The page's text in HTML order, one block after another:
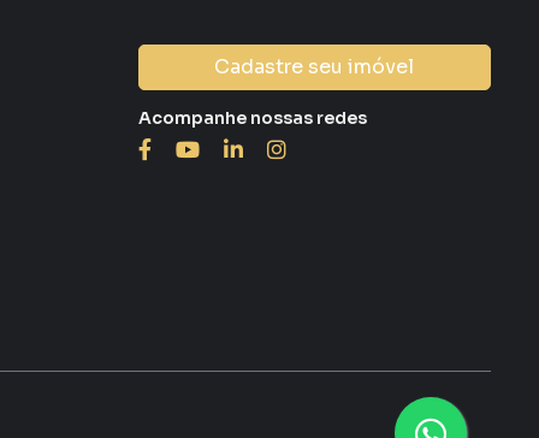
Cadastre seu imóvel
Acompanhe nossas redes